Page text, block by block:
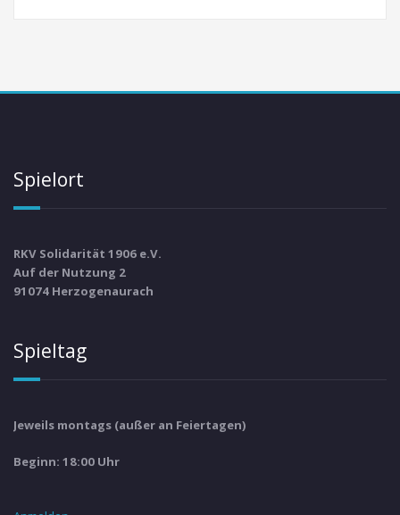
Spielort
RKV Solidarität 1906 e.V.
Auf der Nutzung 2
91074 Herzogenaurach
Spieltag
Jeweils montags (außer an Feiertagen)
Beginn: 18:00 Uhr